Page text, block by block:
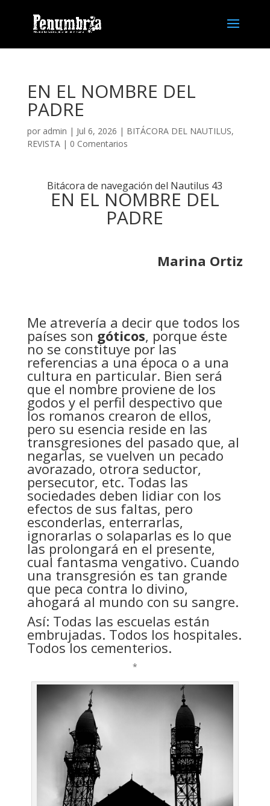
EN EL NOMBRE DEL
PADRE
por admin | Jul 6, 2026 | BITÁCORA DEL NAUTILUS,
REVISTA| 0 Comentarios
Bitácora de navegación del Nautilus 43
EN EL NOMBRE DEL
PADRE
Marina Ortiz
Me atrevería a decir que todos los
países son góticos, porque éste
no se constituye por las
referencias a una época o a una
cultura en particular. Bien será
que el nombre proviene de los
godos y el perfil despectivo que
los romanos crearon de ellos,
pero su esencia reside en las
transgresiones del pasado que, al
negarlas, se vuelven un pecado
avorazado, otrora seductor,
persecutor, etc. Todas las
sociedades deben lidiar con los
efectos de sus faltas, pero
esconderlas, enterrarlas,
ignorarlas o solaparlas es lo que
las prolongará en el presente,
cual fantasma vengativo. Cuando
una transgresión es tan grande
que peca contra lo divino,
ahogará al mundo con su sangre.
Así: Todas las escuelas están
embrujadas. Todos los hospitales.
Todos los cementerios.
*